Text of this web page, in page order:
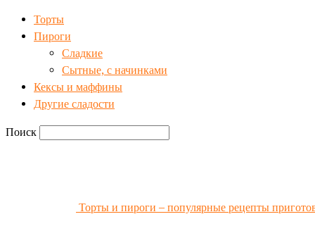
Торты
Пироги
Сладкие
Сытные, с начинками
Кексы и маффины
Другие сладости
Поиск
Торты и пироги – популярные рецепты